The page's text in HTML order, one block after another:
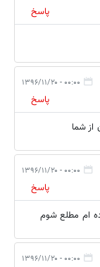
پاسخ
۰۰:۰۰ - ۱۳۹۶/۱۱/۲۰
پاسخ
شما
۰۰:۰۰ - ۱۳۹۶/۱۱/۲۰
پاسخ
ام مطلع شوم
۰۰:۰۰ - ۱۳۹۶/۱۱/۲۰